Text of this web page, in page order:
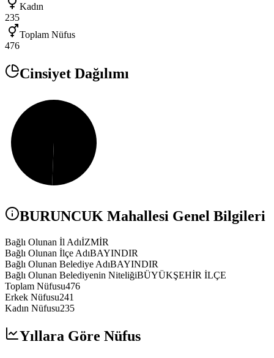
Kadın
235
Toplam Nüfus
476
Cinsiyet Dağılımı
BURUNCUK Mahallesi Genel Bilgileri
Bağlı Olunan İl AdıİZMİR
Bağlı Olunan İlçe AdıBAYINDIR
Bağlı Olunan Belediye AdıBAYINDIR
Bağlı Olunan Belediyenin NiteliğiBÜYÜKŞEHİR İLÇE
Toplam Nüfusu476
Erkek Nüfusu241
Kadın Nüfusu235
Yıllara Göre Nüfus